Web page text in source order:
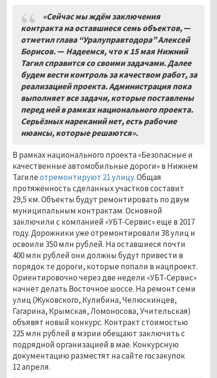
«Сейчас мы ждём заключения
контракта на оставшиеся семь объектов,—
отметил глава “Уралуправтодора” Алексей
Борисов.— Надеемся, что к 15 мая Нижний
Тагил справится со своими задачами. Далее
будем вести контроль за качеством работ, за
реализацией проекта. Администрация пока
выполняет все задачи, которые поставлены
перед ней в рамках национального проекта.
Серьёзных нареканий нет, есть рабочие
нюансы, которые решаются».
В рамках национального проекта «Безопасные и
качественные автомобильные дороги» в Нижнем
Тагилеотремонтируют 21 улицу. Общая
протяжённость сделанных участков составит
29,5 км. Объекты будут ремонтировать по двум
муниципальным контрактам. Основной
заключили с компанией «УБТ-Сервис» ещё в 2017
году. Дорожники уже отремонтировали 38 улиц и
освоили 350 млн рублей. На оставшиеся почти
400 млн рублей они должны будут привести в
порядок те дороги, которые попали в нацпроект.
Ориентировочно через две недели «УБТ-Сервис»
начнёт делать Восточное шоссе. На ремонт семи
улиц (Жуковского, Кулибина, Челюскинцев,
Гагарина, Крымская, Ломоносова, Учительская)
объявят новый конкурс. Контракт стоимостью
225 млн рублей в мэрии обещают заключить с
подрядной организацией в мае. Конкурсную
документацию разместят на сайте госзакупок
12 апреля.